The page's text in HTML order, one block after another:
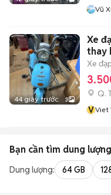
Vũ
44 giây trước 3
Xe
thay
Xe
Q.
VViet
Bạn cần tìm dung lượng
Dung lượng: 64 GB